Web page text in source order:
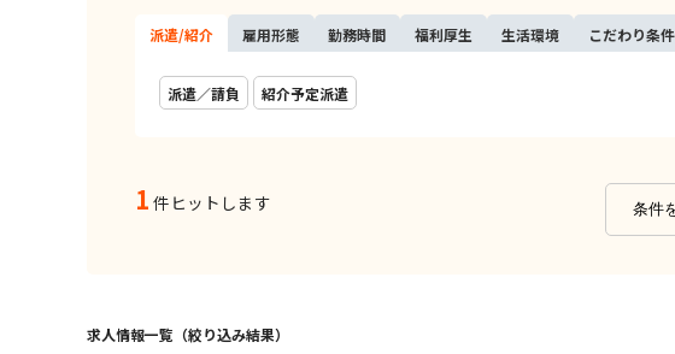
派遣/紹介 雇用形態 勤務時間 福利厚生 生活環境 こだわり条件
派遣／請負 紹介予定派遣
1 件ヒットします 条件
求人情報一覧（絞り込み結果）